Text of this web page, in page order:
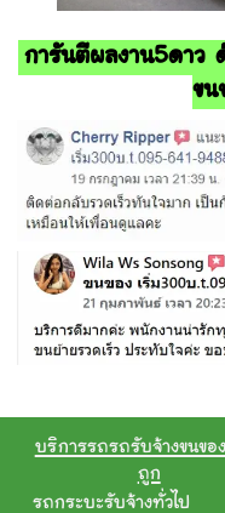
การันตีผลงาน5ดาว
ขน
บริการรถรถรับจ้างขนขอ
ถูก
รถกระบะรับจ้างทั่วไป